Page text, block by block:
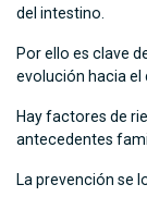
del intestino.
Por ello es clave
evolución hacia el
Hay factores de
antecedentes
La prevención se